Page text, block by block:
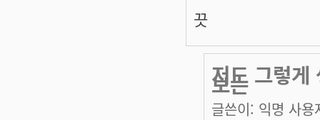
끗
저도 그렇게
보는
글쓴이: 익명 사용